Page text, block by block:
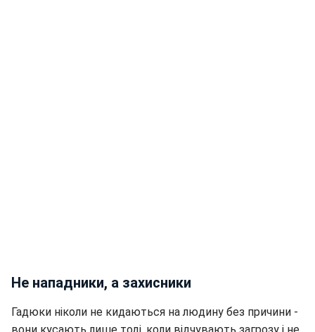
Не нападники, а захисники
Гадюки ніколи не кидаються на людину без причини -